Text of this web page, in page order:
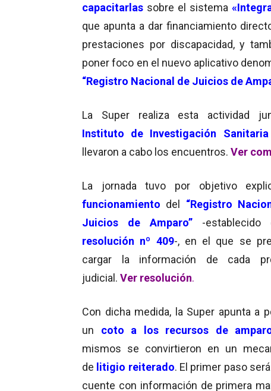
capacitarlas sobre el sistema
que apunta a dar financiamiento
prestaciones por discapacidad, y
poner foco en el nuevo aplicativo
“Registro Nacional de Juicios de
La Super realiza esta actividad
Instituto de Investigación
llevaron a cabo los encuentros. Ver
La jornada tuvo por objetivo
funcionamiento del “Registro
Juicios de Amparo” -establecido
resolución nº 409-, en el que se
cargar la información de cada
judicial. Ver resolución.
Con dicha medida, la Super apunta a
un coto a los recursos de
mismos se convirtieron en un
de litigio reiterado. El primer paso
cuente con información de primera